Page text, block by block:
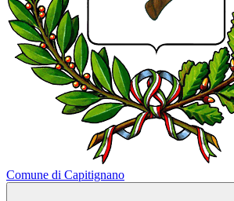
Comune di Capitignano